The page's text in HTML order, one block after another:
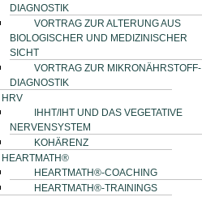
DIAGNOSTIK
VORTRAG ZUR ALTERUNG AUS
BIOLOGISCHER UND MEDIZINISCHER
SICHT
VORTRAG ZUR MIKRONÄHRSTOFF-
DIAGNOSTIK
HRV
IHHT/IHT UND DAS VEGETATIVE
NERVENSYSTEM
KOHÄRENZ
HEARTMATH®
HEARTMATH®-COACHING
HEARTMATH®-TRAININGS